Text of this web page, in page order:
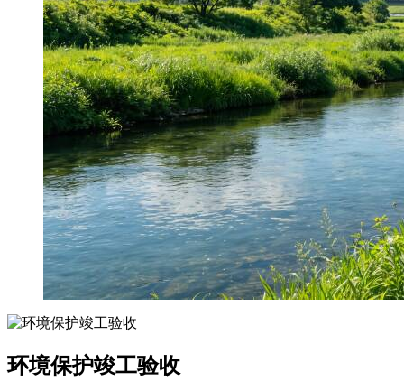
环境保护竣工验收